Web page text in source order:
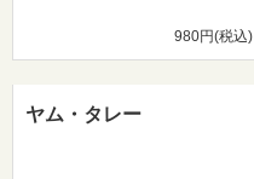
980円(税込)
ヤム・タレー